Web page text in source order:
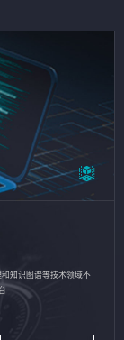
知识图谱等技术领域不